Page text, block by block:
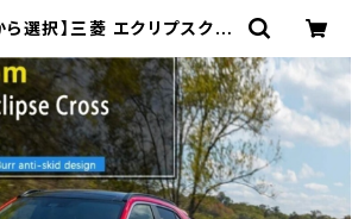
ら選択】三菱 エクリプスクロ
左右ハンドル用 カーペッ
マット インテリア カスタム |
クのアクセサリーやパーツの
万点以上揃う「成幸商店」